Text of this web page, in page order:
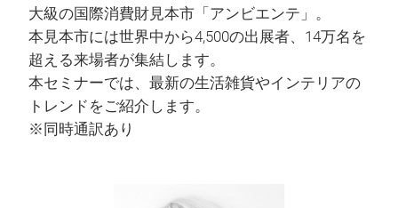
大級の国際消費財見本市「アンビエンテ」。
本見本市には世界中から4,500の出展者、14万名を
超える来場者が集結します。
本セミナーでは、最新の生活雑貨やインテリアの
トレンドをご紹介します。
※同時通訳あり